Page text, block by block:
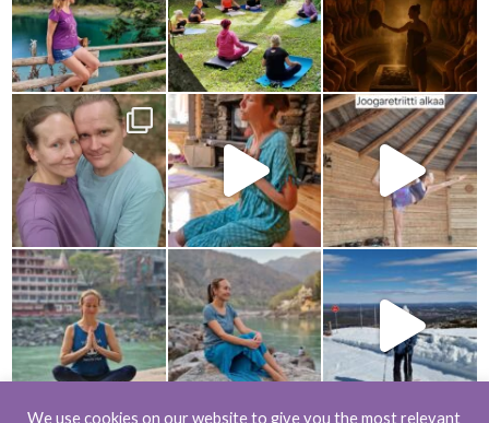
We use cookies on our website to give you the most relevant